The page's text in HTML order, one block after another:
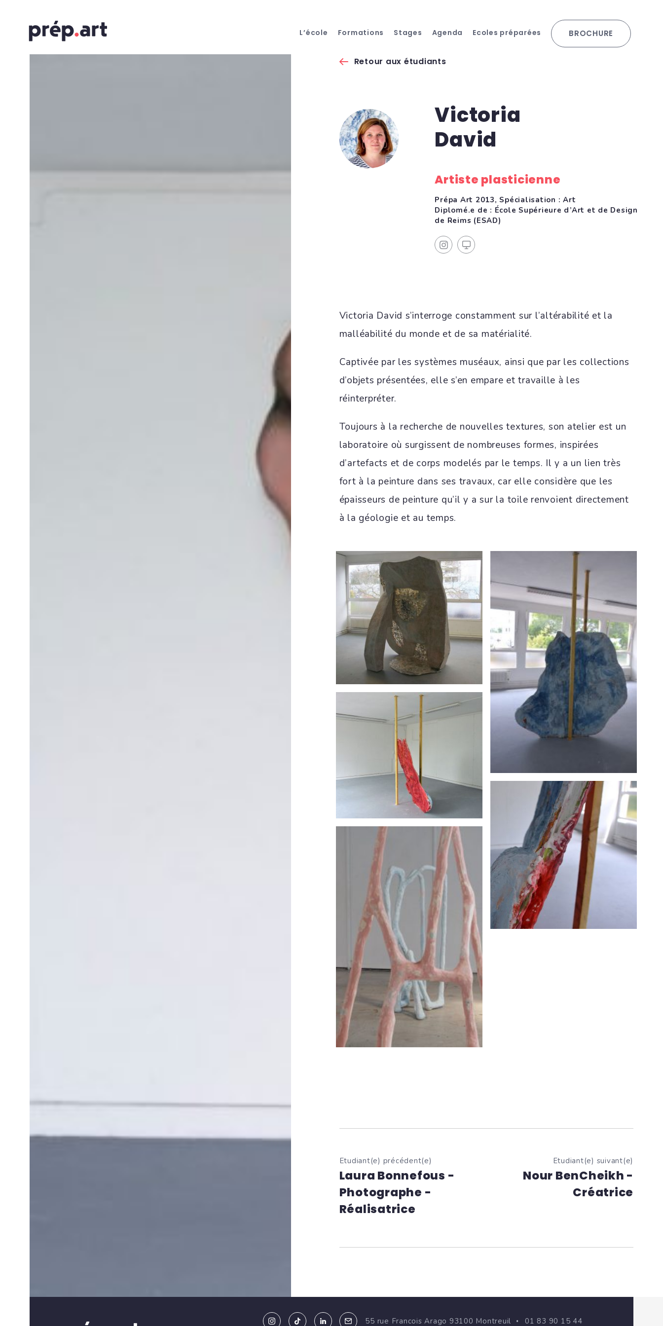
L’école Formations Stages Agenda Ecoles préparées BROCHURE
Retour aux étudiants
Victoria
David
Artiste plasticienne
Prépa Art 2013, Spécialisation : Art
Diplomé.e de : École Supérieure d’Art et de Design
de Reims (ESAD)
Victoria David s’interroge constamment sur l’altérabilité et la
malléabilité du monde et de sa matérialité.
Captivée par les systèmes muséaux, ainsi que par les collections
d’objets présentées, elle s’en empare et travaille à les
réinterpréter.
Toujours à la recherche de nouvelles textures, son atelier est un
laboratoire où surgissent de nombreuses formes, inspirées
d’artefacts et de corps modelés par le temps. Il y a un lien très
fort à la peinture dans ses travaux, car elle considère que les
épaisseurs de peinture qu’il y a sur la toile renvoient directement
à la géologie et au temps.
Etudiant(e) précédent(e)
Laura Bonnefous -
Photographe -
Réalisatrice
Etudiant(e) suivant(e)
Nour BenCheikh -
Créatrice
55 rue Francois Arago 93100 Montreuil 01 83 90 15 44